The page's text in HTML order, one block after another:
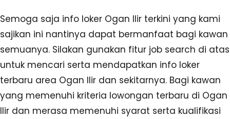
Semoga saja info loker Ogan Ilir terkini yang kami
sajikan ini nantinya dapat bermanfaat bagi kawan
semuanya. Silakan gunakan fitur job search di atas
untuk mencari serta mendapatkan info loker
terbaru area Ogan Ilir dan sekitarnya. Bagi kawan
yang memenuhi kriteria lowongan terbaru di Ogan
Ilir dan merasa memenuhi syarat serta kualifikasi